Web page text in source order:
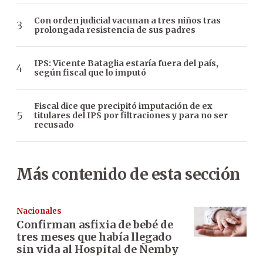
Con orden judicial vacunan a tres niños tras
prolongada resistencia de sus padres
IPS: Vicente Bataglia estaría fuera del país,
según fiscal que lo imputó
Fiscal dice que precipitó imputación de ex
titulares del IPS por filtraciones y para no ser
recusado
Más contenido de esta sección
Nacionales
Confirman asfixia de bebé de
tres meses que había llegado
sin vida al Hospital de Ñemby